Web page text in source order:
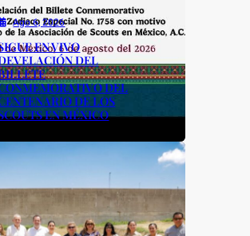
Ago 6, 2026
EN VIVO
DEL
DEL
DE LOS
EN MÉXICO